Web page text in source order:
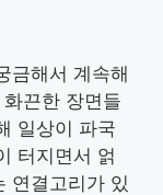
금해서 계속해
끈한 장면들
일상이 파국
터지면서 얽
연결고리가 있